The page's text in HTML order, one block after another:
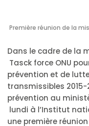
Première réunion de la
Dans le cadre de la
Tasck force ONU
prévention et de
transmissibles
prévention au
lundi à l’Institut
une première réunion